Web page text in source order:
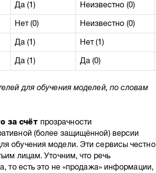
Да (1) Неизвестно (0)
Нет (0) Неизвестно (0)
Да (1) Нет (1)
Да (1) Да (0)
для обучения моделей, по словам
за счёт прозрачности
(более защищённой) версии
обучения модели. Эти сервисы честно
лицам. Уточним, что речь
то есть это не «продажа» информации,